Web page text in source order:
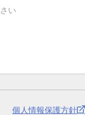
個人情報保護方針